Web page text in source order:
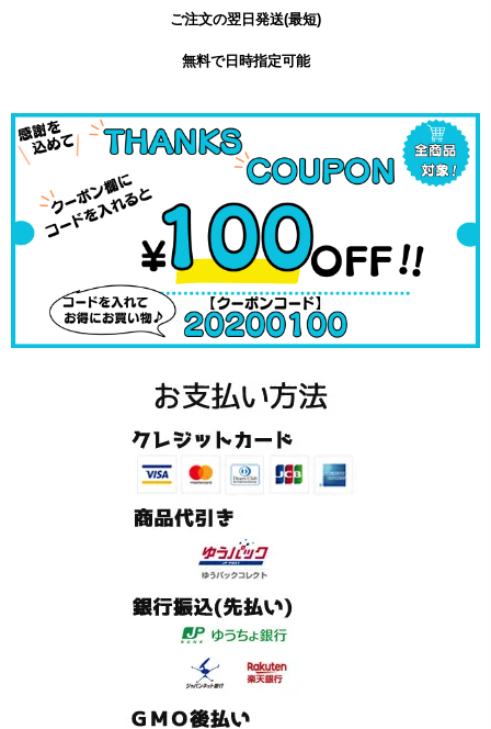
ご注文の翌日発送(最短)
無料で日時指定可能